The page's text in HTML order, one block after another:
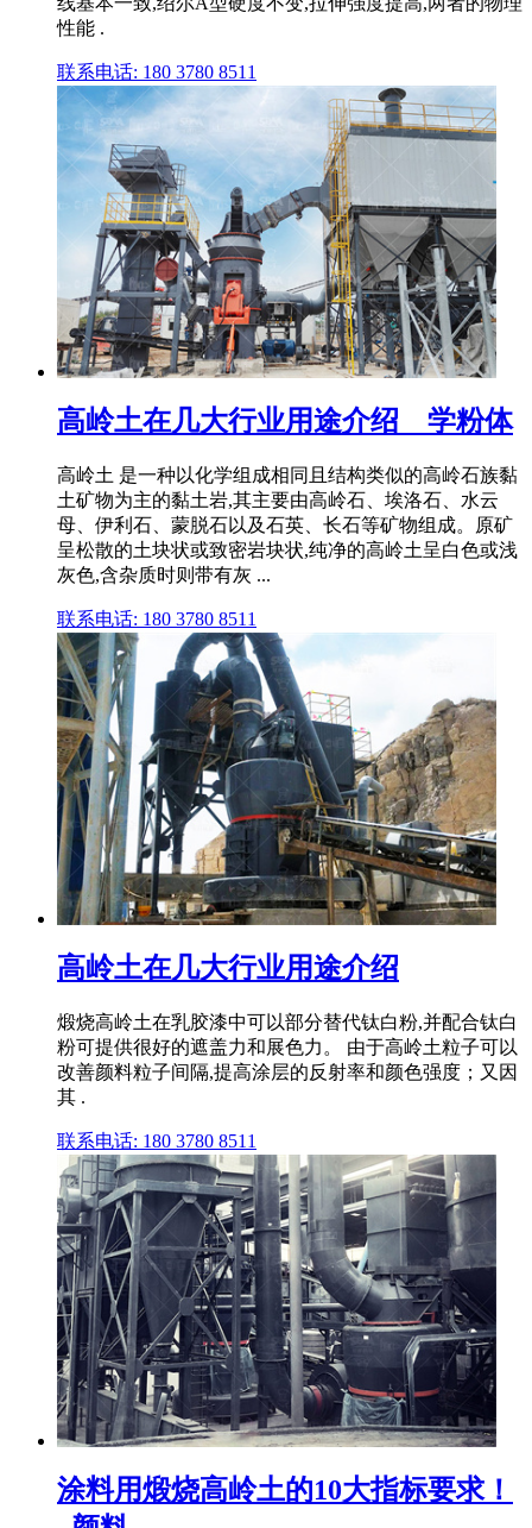
性能 .
联系电话: 180 3780 8511
高岭土在几大行业用途介绍 _ 学粉体
高岭土 是一种以化学组成相同且结构类似的高岭石族黏
土矿物为主的黏土岩,其主要由高岭石、埃洛石、水云
母、伊利石、蒙脱石以及石英、长石等矿物组成。原矿
呈松散的土块状或致密岩块状,纯净的高岭土呈白色或浅
灰色,含杂质时则带有灰 ...
联系电话: 180 3780 8511
高岭土在几大行业用途介绍
煅烧高岭土在乳胶漆中可以部分替代钛白粉,并配合钛白
粉可提供很好的遮盖力和展色力。 由于高岭土粒子可以
改善颜料粒子间隔,提高涂层的反射率和颜色强度；又因
其 .
联系电话: 180 3780 8511
涂料用煅烧高岭土的10大指标要求！